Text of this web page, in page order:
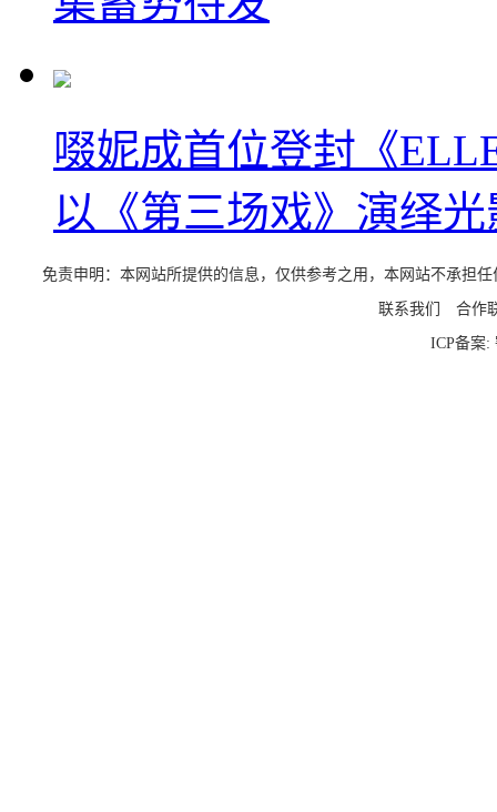
啜妮成首位登封《
以《第三场戏》演绎
免责申明：本网站所提供的信息，仅供参考之用，本网站不承担
联系我们 合作
ICP备案: